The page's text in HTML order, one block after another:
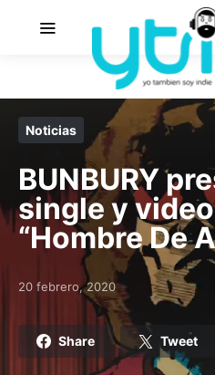
Noticias
BUNBURY
single y
“Hombre De
Posted on
20 febrero, 2020
Share Tweet